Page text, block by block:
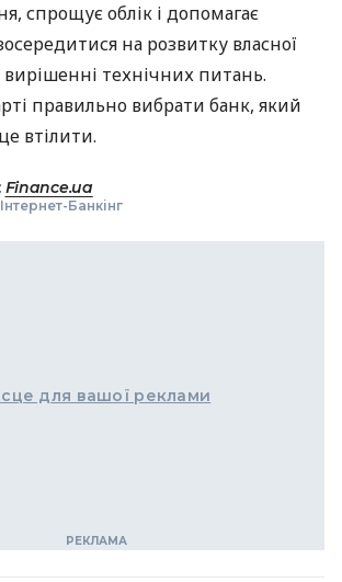
спрощує облік і допомагає
на розвитку власної
технічних питань.
правильно вибрати банк, який
втілити.
Finance.ua
Інтернет-Банкінг
для вашої реклами